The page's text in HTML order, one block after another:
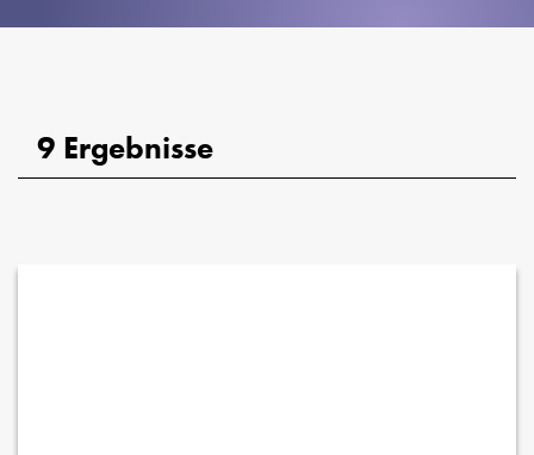
9 Ergebnisse